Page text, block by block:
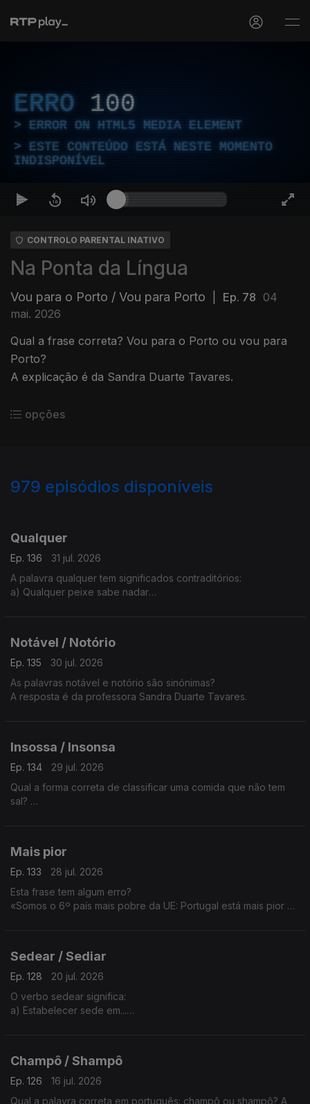
ERRO 100
ERROR ON HTML5 MEDIA ELEMENT
ESTE CONTEÚDO ESTÁ NESTE MOMENTO
INDISPONÍVEL
CONTROLO PARENTAL INATIVO
Na Ponta da Língua
Vou para o Porto / Vou para Porto Ep. 78 04
mai. 2026
Qual a frase correta? Vou para o Porto ou vou para
Porto?
A explicação é da Sandra Duarte Tavares.
opções
979 episódios disponíveis
Qualquer
Ep. 136
31 jul. 2026
A palavra qualquer tem significados contraditórios:
a) Qualquer peixe sabe nadar
Notável / Notório
Ep. 135
30 jul. 2026
As palavras notável e notório são sinónimas?
A resposta é da professora Sandra Duarte Tavares.
Insossa / Insonsa
Ep. 134
29 jul. 2026
Qual a forma correta de classificar uma comida que não tem
sal?
Mais pior
Ep. 133
28 jul. 2026
Esta frase tem algum erro?
«Somos o 6º país mais pobre da UE: Portugal está mais pior e
Sedear / Sediar
Ep. 128
20 jul. 2026
O verbo sedear significa:
a) Estabelecer sede em...
Champô / Shampô
Ep. 126
16 jul. 2026
Qual a palavra correta em português: champô ou shampô? A